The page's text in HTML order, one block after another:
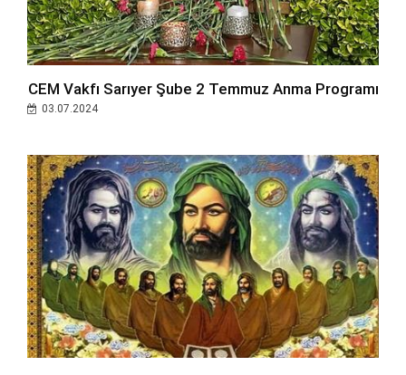
CEM Vakfı Sarıyer Şube 2 Temmuz Anma Programı
03.07.2024